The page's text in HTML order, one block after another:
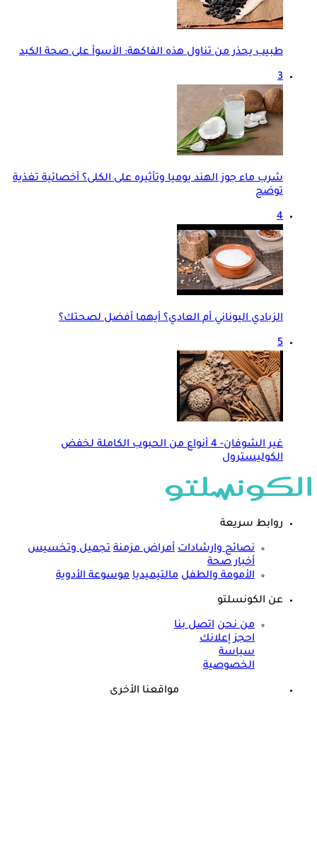
طبيب يحذر من تناول هذه الفاكهة: الأسوأ على صحة الكبد
3
شرب ماء جوز الهند يوميا وتأثيره على الكلى؟ أخصائية تغذية
توضح
4
الزبادي اليوناني أم العادي؟ أيهما أفضل لصحتك؟
5
غير الشوفان- 4 أنواع من الحبوب الكاملة لخفض
الكوليسترول
روابط سريعة
نصائح وارشادات أمراض مزمنة تجميل وتخسيس
أخبار صحة
الأمومة والطفل مالتيميديا موسوعة الأدوية
عن الكونسلتو
من نحن اتصل بنا
احجز إعلانك
سياسة
الخصوصية
مواقعنا الأخرى